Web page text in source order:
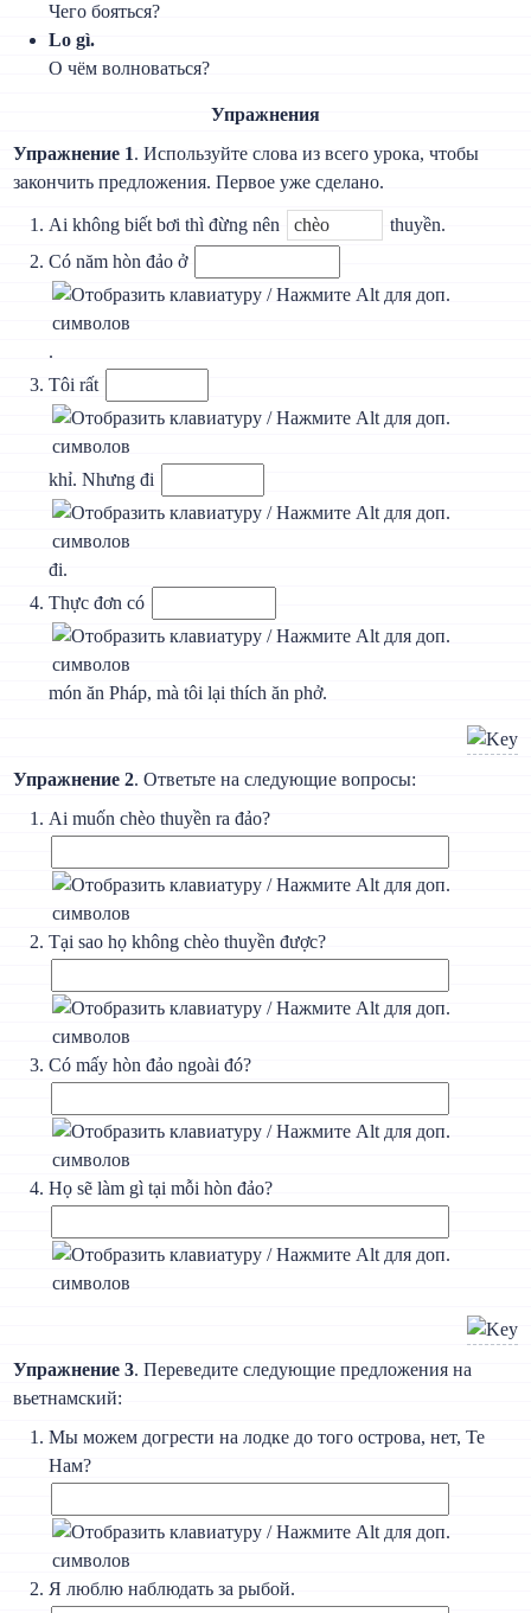
Чего бояться?
Lo gì.
О чём волноваться?
Упражнения
Упражнение 1. Используйте слова из всего урока, чтобы
закончить предложения. Первое уже сделано.
Ai không biết bơi thì đừng nên
thuyền.
Có năm hòn đảo ở
.
Tôi rất
khỉ. Nhưng đi
đi.
Thực đơn có
món ăn Pháp, mà tôi lại thích ăn phở.
Упражнение 2. Ответьте на следующие вопросы:
Ai muốn chèo thuyền ra đảo?
Tại sao họ không chèo thuyền được?
Có mấy hòn đảo ngoài đó?
Họ sẽ làm gì tại mỗi hòn đảo?
Упражнение 3. Переведите следующие предложения на
вьетнамский:
Мы можем догрести на лодке до того острова, нет, Те
Нам?
Я люблю наблюдать за рыбой.